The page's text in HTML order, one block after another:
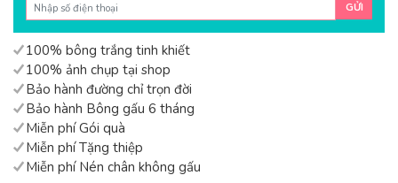
GỬI
100% bông trắng tinh khiết
100% ảnh chụp tại shop
Bảo hành đường chỉ trọn đời
Bảo hành Bông gấu 6 tháng
Miễn phí Gói quà
Miễn phí Tặng thiệp
Miễn phí Nén chân không gấu